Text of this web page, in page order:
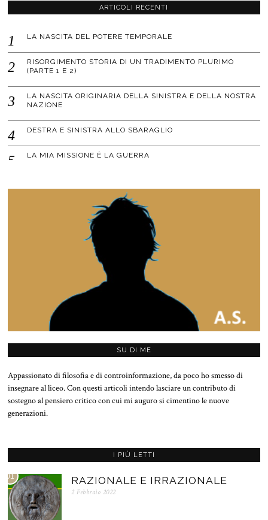
ARTICOLI RECENTI
LA NASCITA DEL POTERE TEMPORALE
RISORGIMENTO STORIA DI UN TRADIMENTO PLURIMO
(PARTE 1 E 2)
LA NASCITA ORIGINARIA DELLA SINISTRA E DELLA NOSTRA
NAZIONE
DESTRA E SINISTRA ALLO SBARAGLIO
LA MIA MISSIONE È LA GUERRA
SU DI ME
Appassionato di filosofia e di controinformazione, da poco ho smesso di
insegnare al liceo. Con questi articoli intendo lasciare un contributo di
sostegno al pensiero critico con cui mi auguro si cimentino le nuove
generazioni.
I PIÙ LETTI
01 RAZIONALE E IRRAZIONALE
2 Febbraio 2022